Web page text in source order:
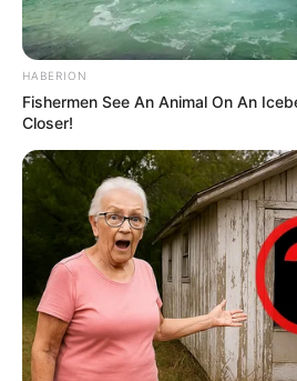
HABERION
Fishermen See An Animal On An
Closer!